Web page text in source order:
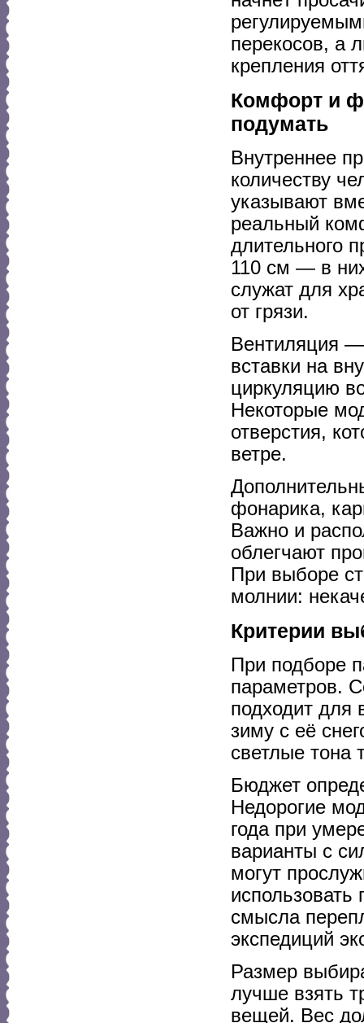
перекосов, а
крепления
Комфорт и
подумать
Внутреннее
количеству
указывают
реальный
длительного
110 см — в
служат для
от грязи.
Вентиляция —
вставки на
циркуляцию
Некоторые
отверстия,
ветре.
фонарика,
Важно и
облегчают
При выборе
молнии:
Критерии
При подборе
параметров.
подходит для
зиму с её
светлые тона
Бюджет
Недорогие
года при
варианты с
могут
использовать
смысла
экспедиций
Размер
лучше взять
вещей. Вес